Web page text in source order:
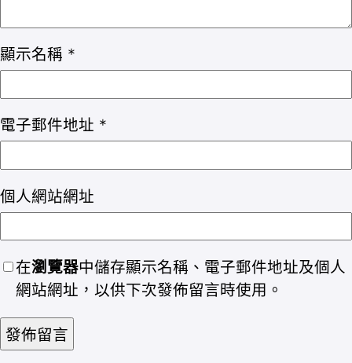
顯示名稱 *
電子郵件地址 *
個人網站網址
在瀏覽器中儲存顯示名稱、電子郵件地址及個人
網站網址，以供下次發佈留言時使用。